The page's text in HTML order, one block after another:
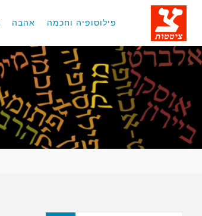
דלגו
פילוסופיה וחכמה אהבה